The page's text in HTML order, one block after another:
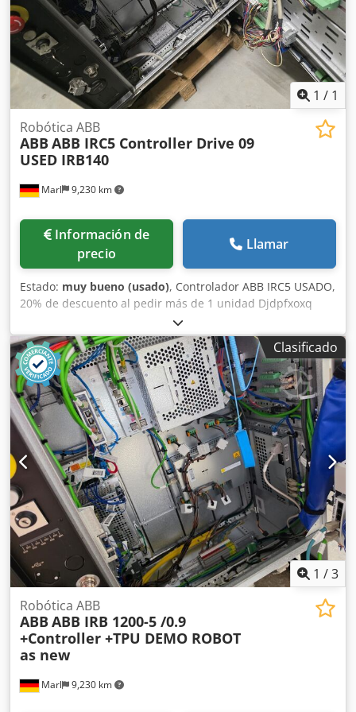
1 / 1
Marl 9,230 km
Robótica ABB
ABB ABB IRC5 Controller Drive 09
USED IRB140
Información de
precio
Llamar
Estado: muy bueno (usado), Controlador ABB IRC5 USADO,
20% de descuento al pedir más de 1 unidad Djdpfxoxq
Tvdo Afljkr DESARROLLO DE GSG ROBOTICS GSG Robotics
GmbH, fundada en 2005 en Gütersloh, está ubicada en
Marl desde 2015 con una amplia área de servicio para el
mantenimiento y la reparación de robots. A lo largo de los
años, nos hemos consolidado como un socio integral en
todo lo relacionado con robots industriales y tecnología de
automatización. Somos proveedor de servicios completos
para los dos reconocidos fabricantes de robots ABB y
Fanuc.
Clasificado
1 /3
Marl 9,230 km
Robótica ABB
ABB ABB IRB 1200-5 /0.9
+Controller +TPU DEMO ROBOT
as new